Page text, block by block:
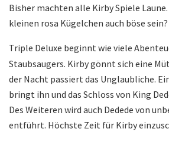
Bisher machten alle Kirby Spiele
kleinen rosa Kügelchen auch böse sein?
Triple Deluxe beginnt wie viele
Staubsaugers. Kirby gönnt sich eine
der Nacht passiert das Unglaubliche.
bringt ihn und das Schloss von King
Des Weiteren wird auch Dedede von
entführt. Höchste Zeit für Kirby